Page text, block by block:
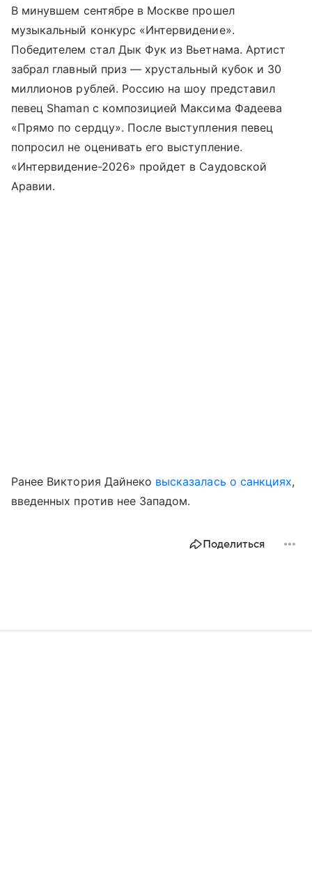
В минувшем сентябре в Москве прошел
музыкальный конкурс «Интервидение».
Победителем стал Дык Фук из Вьетнама. Артист
забрал главный приз — хрустальный кубок и 30
миллионов рублей. Россию на шоу представил
певец Shaman с композицией Максима Фадеева
«Прямо по сердцу». После выступления певец
попросил не оценивать его выступление.
«Интервидение-2026» пройдет в Саудовской
Аравии.
Ранее Виктория Дайнеко высказалась о санкциях,
введенных против нее Западом.
Поделиться